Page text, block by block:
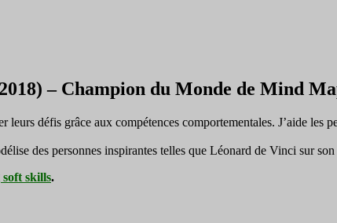
– Champion du Monde de Mind
défis grâce aux compétences comportementales. J’aide les
des personnes inspirantes telles que Léonard de Vinci sur son
soft skills.